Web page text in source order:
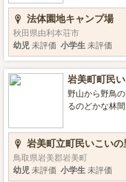
の滝紅葉まつ
み取りなどイベントが
間 6月上旬～10
備 売店,フリーサイ
川遊びができ
法体園地キャンプ場
秋田県由利本荘市
幼児 未評価 小学生 未評価
岩美町町民
野山から野鳥
るのどかな林間にい
プを楽しむこ
は常備されてないので
販売所等はあ
は食材・炭をご持参下さい。
岩美町立町民いこいの
鳥取県岩美郡岩美町
幼児 未評価 小学生 未評価